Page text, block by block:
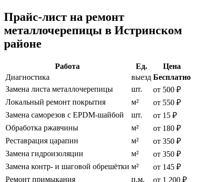
Прайс-лист на ремонт
металлочерепицы в Истринском
районе
Работа Ед.
Цена
Диагностика
выезд Бесплатно
Замена листа металлочерепицы
шт.
от 500 ₽
Локальный ремонт покрытия
м²
от 550 ₽
Замена саморезов с EPDM-шайбой
шт.
от 15 ₽
Обработка ржавчины
м²
от 180 ₽
Реставрация царапин
м²
от 350 ₽
Замена гидроизоляции
м²
от 350 ₽
Замена контр- и шаговой обрешётки м²
от 145 ₽
Ремонт примыкания
п.м. от 1 200 ₽